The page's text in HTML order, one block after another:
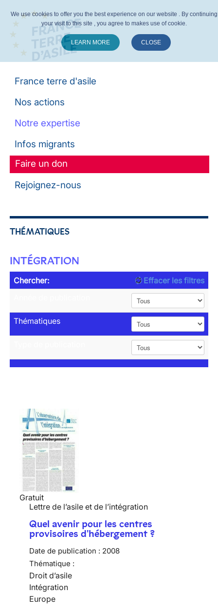
France terre d'asile
Nos actions
Notre expertise
Infos migrants
Faire un don
Rejoignez-nous
THÉMATIQUES
INTÉGRATION
Chercher:
Effacer les filtres
Thématiques
Gratuit
Lettre de l’asile et de l’intégration
Quel avenir pour les centres
provisoires d'hébergement ?
Date de publication : 2008
Thématique :
Droit d’asile
Intégration
Europe
We use cookies to offer you the best experience on our website . By continuing
your visit to this site , you agree to makes use of cookie.
LEARN MORE CLOSE